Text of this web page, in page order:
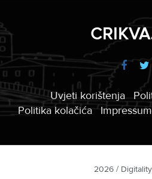
Uvjeti korištenja
Politika kolačića
Impressum
2026 /